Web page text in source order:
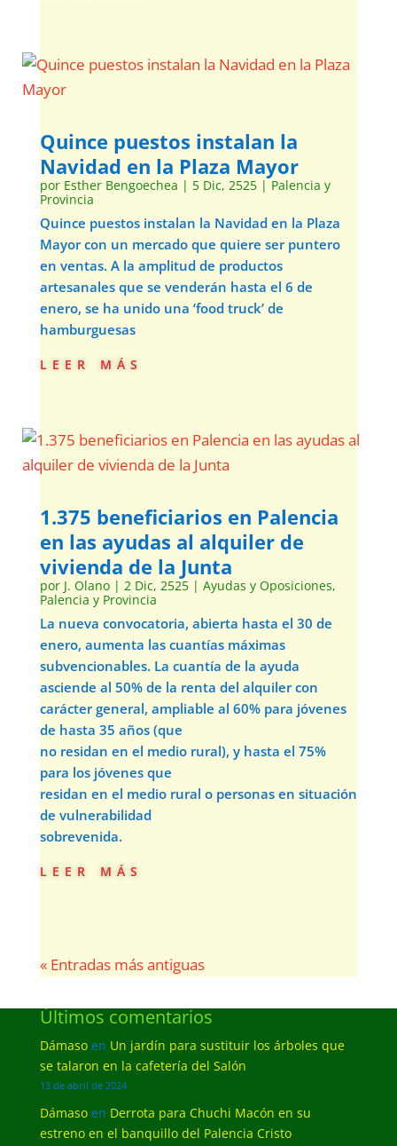
Quince puestos instalan la
Navidad en la Plaza Mayor
por Esther Bengoechea | 5 Dic, 2525| Palencia y
Provincia
Quince puestos instalan la Navidad en la Plaza
Mayor con un mercado que quiere ser puntero
en ventas. A la amplitud de productos
artesanales que se venderán hasta el 6 de
enero, se ha unido una ‘food truck’ de
hamburguesas
leer más
1.375 beneficiarios en Palencia
en las ayudas al alquiler de
vivienda de la Junta
por J. Olano| 2 Dic, 2525| Ayudas y Oposiciones,
Palencia y Provincia
La nueva convocatoria, abierta hasta el 30 de
enero, aumenta las cuantías máximas
subvencionables. La cuantía de la ayuda
asciende al 50% de la renta del alquiler con
carácter general, ampliable al 60% para jóvenes
de hasta 35 años (que
no residan en el medio rural), y hasta el 75%
para los jóvenes que
residan en el medio rural o personas en situación
de vulnerabilidad
sobrevenida.
leer más
« Entradas más antiguas
Últimos comentarios
Dámasoen Un jardín para sustituir los árboles que
se talaron en la cafetería del Salón
13 de abril de 2024
Dámasoen Derrota para Chuchi Macón en su
estreno en el banquillo del Palencia Cristo